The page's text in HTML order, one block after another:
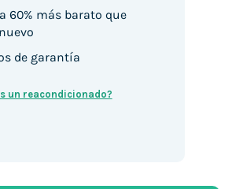
60% más barato que
de garantía
un reacondicionado?